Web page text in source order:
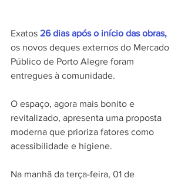
Exatos 26 dias após o início das obras,
os novos deques externos do Mercado
Público de Porto Alegre foram
entregues à comunidade.
O espaço, agora mais bonito e
revitalizado, apresenta uma proposta
moderna que prioriza fatores como
acessibilidade e higiene.
Na manhã da terça-feira, 01 de